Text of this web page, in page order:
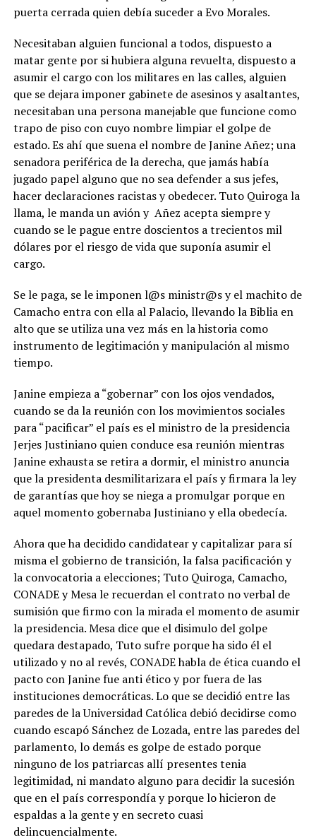
puerta cerrada quien debía suceder a Evo Morales.
Necesitaban alguien funcional a todos, dispuesto a
matar gente por si hubiera alguna revuelta, dispuesto a
asumir el cargo con los militares en las calles, alguien
que se dejara imponer gabinete de asesinos y asaltantes,
necesitaban una persona manejable que funcione como
trapo de piso con cuyo nombre limpiar el golpe de
estado. Es ahí que suena el nombre de Janine Añez; una
senadora periférica de la derecha, que jamás había
jugado papel alguno que no sea defender a sus jefes,
hacer declaraciones racistas y obedecer. Tuto Quiroga la
llama, le manda un avión y Añez acepta siempre y
cuando se le pague entre doscientos a trecientos mil
dólares por el riesgo de vida que suponía asumir el
cargo.
Se le paga, se le imponen l@s ministr@s y el machito de
Camacho entra con ella al Palacio, llevando la Biblia en
alto que se utiliza una vez más en la historia como
instrumento de legitimación y manipulación al mismo
tiempo.
Janine empieza a “gobernar” con los ojos vendados,
cuando se da la reunión con los movimientos sociales
para “pacificar” el país es el ministro de la presidencia
Jerjes Justiniano quien conduce esa reunión mientras
Janine exhausta se retira a dormir, el ministro anuncia
que la presidenta desmilitarizara el país y firmara la ley
de garantías que hoy se niega a promulgar porque en
aquel momento gobernaba Justiniano y ella obedecía.
Ahora que ha decidido candidatear y capitalizar para sí
misma el gobierno de transición, la falsa pacificación y
la convocatoria a elecciones; Tuto Quiroga, Camacho,
CONADE y Mesa le recuerdan el contrato no verbal de
sumisión que firmo con la mirada el momento de asumir
la presidencia. Mesa dice que el disimulo del golpe
quedara destapado, Tuto sufre porque ha sido él el
utilizado y no al revés, CONADE habla de ética cuando el
pacto con Janine fue anti ético y por fuera de las
instituciones democráticas. Lo que se decidió entre las
paredes de la Universidad Católica debió decidirse como
cuando escapó Sánchez de Lozada, entre las paredes del
parlamento, lo demás es golpe de estado porque
ninguno de los patriarcas allí presentes tenia
legitimidad, ni mandato alguno para decidir la sucesión
que en el país correspondía y porque lo hicieron de
espaldas a la gente y en secreto cuasi
delincuencialmente.